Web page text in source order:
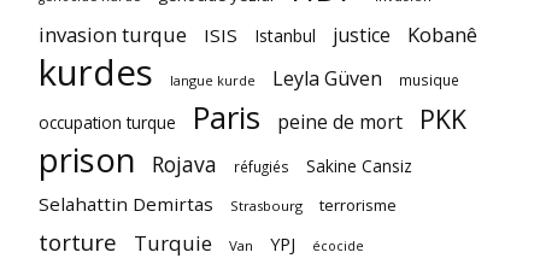
invasion turque ISIS Istanbul justice Kobanê
kurdes langue kurde Leyla Güven musique
occupation turque Paris peine de mort PKK
prison Rojava réfugiés Sakine Cansiz
Selahattin Demirtas Strasbourg terrorisme
torture Turquie Van YPJ écocide